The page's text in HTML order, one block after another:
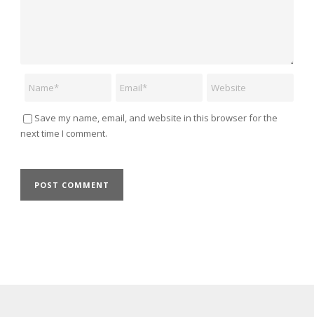
Save my name, email, and website in this browser for the
next time I comment.